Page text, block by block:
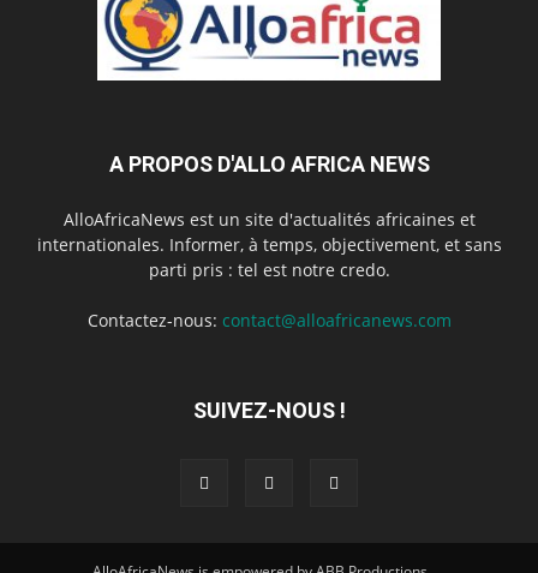
A PROPOS D'ALLO AFRICA NEWS
AlloAfricaNews est un site d'actualités africaines et
internationales. Informer, à temps, objectivement, et sans
parti pris : tel est notre credo.
Contactez-nous: contact@alloafricanews.com
SUIVEZ-NOUS !